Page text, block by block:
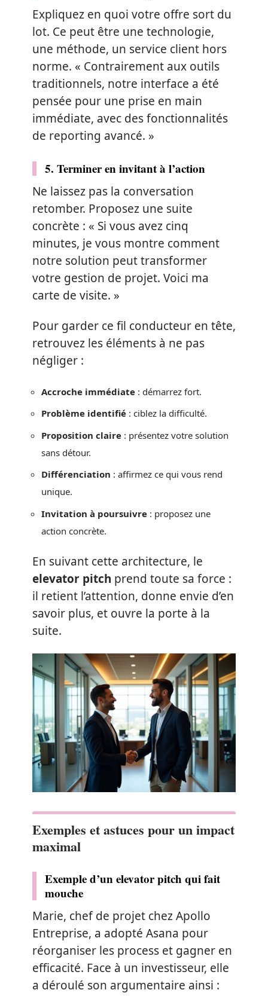
Expliquez en quoi votre offre sort du
lot. Ce peut être une technologie,
une méthode, un service client hors
norme. « Contrairement aux outils
traditionnels, notre interface a été
pensée pour une prise en main
immédiate, avec des fonctionnalités
de reporting avancé. »
5. Terminer en invitant à l’action
Ne laissez pas la conversation
retomber. Proposez une suite
concrète : « Si vous avez cinq
minutes, je vous montre comment
notre solution peut transformer
votre gestion de projet. Voici ma
carte de visite. »
Pour garder ce fil conducteur en tête,
retrouvez les éléments à ne pas
négliger :
Accroche immédiate : démarrez fort.
Problème identifié : ciblez la difficulté.
Proposition claire : présentez votre solution
sans détour.
Différenciation : affirmez ce qui vous rend
unique.
Invitation à poursuivre : proposez une
action concrète.
En suivant cette architecture, le
elevator pitch prend toute sa force :
il retient l’attention, donne envie d’en
savoir plus, et ouvre la porte à la
suite.
Exemples et astuces pour un impact
maximal
Exemple d’un elevator pitch qui fait
mouche
Marie, chef de projet chez Apollo
Entreprise, a adopté Asana pour
réorganiser les process et gagner en
efficacité. Face à un investisseur, elle
a déroulé son argumentaire ainsi :